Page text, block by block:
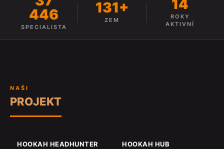
446
SPECIALISTA
131+
ZEM
14
ROKY
AKTIVNÍ
NAŠI
PROJEKT
HOOKAH HEADHUNTER HOOKAH HUB